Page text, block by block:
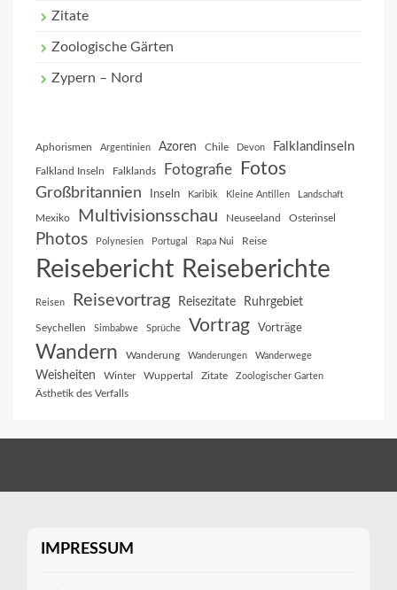
Zitate
Zoologische Gärten
Zypern – Nord
Aphorismen Argentinien Azoren Chile Devon Falklandinseln
Falkland Inseln Falklands Fotografie Fotos
Großbritannien Inseln Karibik Kleine Antillen Landschaft
Mexiko Multivisionsschau Neuseeland Osterinsel
Photos Polynesien Portugal Rapa Nui Reise
Reisebericht Reiseberichte
Reisen Reisevortrag Reisezitate Ruhrgebiet
Seychellen Simbabwe Sprüche Vortrag Vorträge
Wandern Wanderung Wanderungen Wanderwege
Weisheiten Winter Wuppertal Zitate Zoologischer Garten
Ästhetik des Verfalls
IMPRESSUM